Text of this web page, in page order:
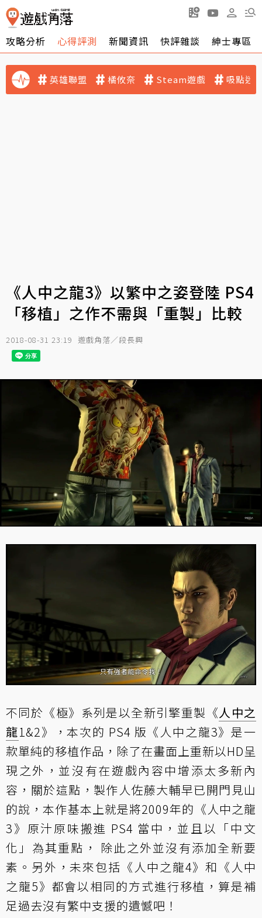
攻略分析 心得評測 新聞資訊 快評雜談 紳士專區
英雄聯盟 橘攸奈 Steam遊戲 吸點迷
《人中之龍3》以繁中之姿登陸 PS4
「移植」之作不需與「重製」比較
2018-08-31 23:19 遊戲角落／段長興
不同於《極》系列是以全新引擎重製《人中之
龍1&2》，本次的 PS4 版《人中之龍3》是一
款單純的移植作品，除了在畫面上重新以HD呈
現之外，並沒有在遊戲內容中增添太多新內
容，關於這點，製作人佐藤大輔早已開門見山
的說，本作基本上就是將2009年的《人中之龍
3》原汁原味搬進 PS4 當中，並且以「中文
化」為其重點， 除此之外並沒有添加全新要
素。另外，未來包括《人中之龍4》和《人中
之龍5》都會以相同的方式進行移植，算是補
足過去沒有繁中支援的遺憾吧！